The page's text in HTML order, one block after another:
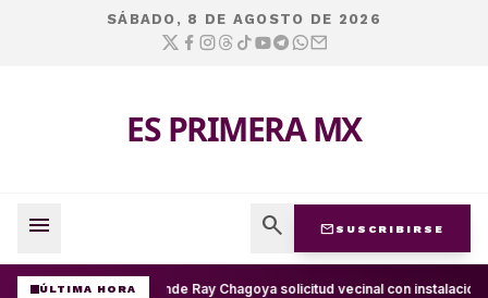
SÁBADO, 8 DE AGOSTO DE 2026
ES PRIMERA MX
menu search mail SUSCRIBIRSE
ÚLTIMA HORAAtiende Ray Chagoya solicitud vecinal con instalación